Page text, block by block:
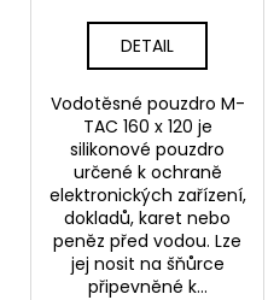
DETAIL
Vodotěsné pouzdro M-
TAC 160 x 120 je
silikonové pouzdro
určené k ochraně
elektronických zařízení,
dokladů, karet nebo
peněz před vodou. Lze
jej nosit na šňůrce
připevněné k...